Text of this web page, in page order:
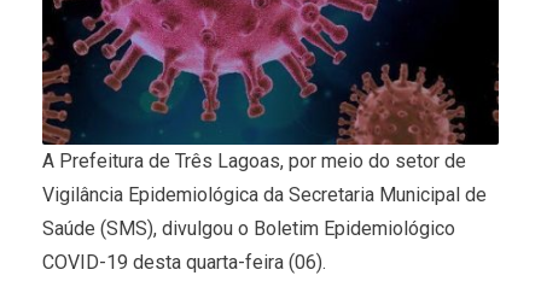
A Prefeitura de Três Lagoas, por meio do setor de
Vigilância Epidemiológica da Secretaria Municipal de
Saúde (SMS), divulgou o Boletim Epidemiológico
COVID-19 desta quarta-feira (06).